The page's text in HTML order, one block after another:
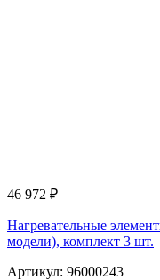
46 972 ₽
Нагревательные
модели), комплект 3 шт.
Артикул: 96000243